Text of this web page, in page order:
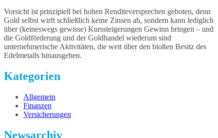
Vorsicht ist prinzipiell bei hohen Renditeversprechen geboten, denn
Gold selbst wirft schließlich keine Zinsen ab, sondern kann lediglich
über (keineswegs gewisse) Kurssteigerungen Gewinn bringen – und
die Goldförderung und der Goldhandel wiederum sind
unternehmerische Aktivitäten, die weit über den bloßen Besitz des
Edelmetalls hinausgehen.
Kategorien
Allgemein
Finanzen
Versicherungen
Newsarchiv